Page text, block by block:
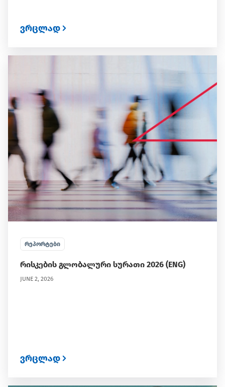
ვრცლად
ᲠᲔᲞᲝᲠᲢᲔᲑᲘ
რისკების გლობალური სურათი 2026 (ENG)
JUNE 2, 2026
ვრცლად